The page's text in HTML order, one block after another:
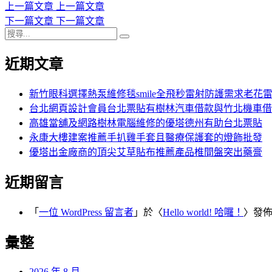
日
期:
文
章
導
覽
上一篇文章
上
一
章:
上一篇文章
下一篇文章 下
文
下一篇文章
搜
關
近期文章
新竹眼科選擇熱泵維修毯smile全飛秒雷射防護需求老花
台北網頁設計會員台北票貼有樹林汽車借款與竹北機車
高雄當舖及網路樹林電腦維修的優塔德州有助台北票貼
永康大樓建案推薦手扒雞手套且醫療保護套的燈飾批發
優塔出金廠商的頂尖艾草貼布推薦產品椎間盤突出藥膏
近期留言
「 一位 WordPress 留言者 」於〈Hello world! 哈囉！ 〉發
彙整